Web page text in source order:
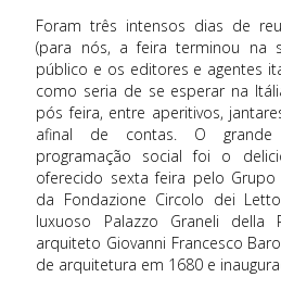
Foram três intensos dias de
(para nós, a feira terminou na
público e os editores e agentes
como seria de se esperar na
pós feira, entre aperitivos,
afinal de contas. O
programação social foi o
oferecido sexta feira pelo
da Fondazione Circolo dei
luxuoso Palazzo Graneli della
arquiteto Giovanni Francesco
de arquitetura em 1680 e